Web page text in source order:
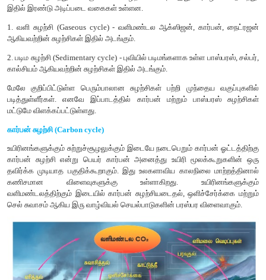
அழைக்கப்படுகிறது. ஆற்றல் பிரமிட்டின் அடிப்பகுதியில் உள்ள
படிப்படியாக குறைகிறது. எனவே, ஆற்றல் பிரமிட் எப்பொழுதும்